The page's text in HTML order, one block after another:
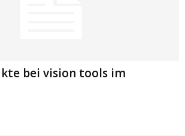
bei vision tools im